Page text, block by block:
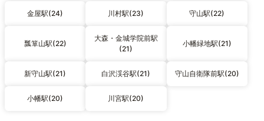
金屋駅(24) 川村駅(23) 守山駅(22)
瓢箪山駅(22)
大森・金城学院前駅
(21)
小幡緑地駅(21)
新守山駅(21) 白沢渓谷駅(21) 守山自衛隊前駅(20)
小幡駅(20) 川宮駅(20)